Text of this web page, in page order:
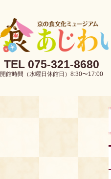
TEL 075-321-8680
開館時間（水曜日休館日）8:30〜17:00